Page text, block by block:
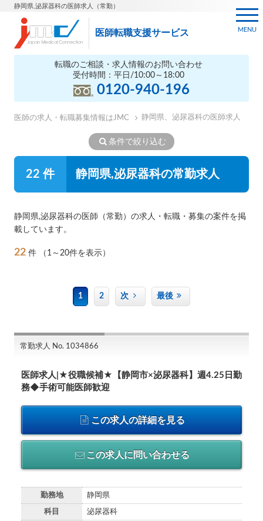
静岡県,泌尿器科の医師求人（常勤）
医師転職支援サービス
転職のご相談・求人情報のお問い合わせ
受付時間：平日/10:00～18:00
0120-940-196
MENU
医師の求人・転職募集情報はJMC 静岡県、泌尿器科の医師求人
条件で絞り込む
22 件 静岡県,泌尿器科の常勤求人
静岡県,泌尿器科の医師（常勤）の求人・転職・募集の案件を掲
載しています。
22 件 （1～20件を表示）
1 2 次 最後
常勤求人 No. 1034866
医師求人|★役職候補★【静岡市×泌尿器科】週4.25日勤
務◆手術可能医師歓迎
この求人の詳細を見る
この求人に問い合わせる
勤務地 静岡県
科目 泌尿器科